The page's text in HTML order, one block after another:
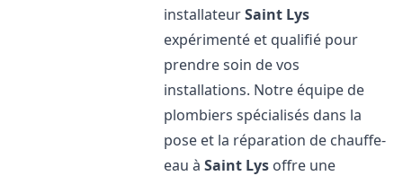
installateurSaint Lys
expérimenté et qualifié pour
prendre soin de vos
installations. Notre équipe de
plombiers spécialisés dans la
pose et la réparation de chauffe-
eau àSaint Lys offre une